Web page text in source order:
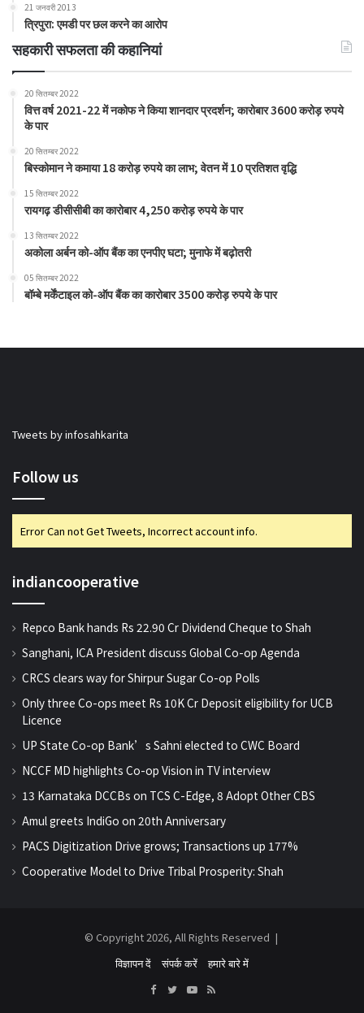
21 जनवरी 2013
त्रिपुरा: एमडी पर छल करने का आरोप
सहकारी सफलता की कहानियां
20 सितम्बर 2022
वित्त वर्ष 2021-22 में नकोफ ने किया शानदार प्रदर्शन; कारोबार 3600 करोड़ रुपये
के पार
20 सितम्बर 2022
बिस्कोमान ने कमाया 18 करोड़ रुपये का लाभ; वेतन में 10 प्रतिशत वृद्धि
15 सितम्बर 2022
रायगढ़ डीसीसीबी का कारोबार 4,250 करोड़ रुपये के पार
13 सितम्बर 2022
अकोला अर्बन को-ऑप बैंक का एनपीए घटा; मुनाफे में बढ़ोतरी
05 सितम्बर 2022
बॉम्बे मर्केंटाइल को-ऑप बैंक का कारोबार 3500 करोड़ रुपये के पार
Tweets by infosahkarita
Follow us
Error Can not Get Tweets, Incorrect account info.
indiancooperative
Repco Bank hands Rs 22.90 Cr Dividend Cheque to Shah
Sanghani, ICA President discuss Global Co-op Agenda
CRCS clears way for Shirpur Sugar Co-op Polls
Only three Co-ops meet Rs 10K Cr Deposit eligibility for UCB
Licence
UP State Co-op Bank’s Sahni elected to CWC Board
NCCF MD highlights Co-op Vision in TV interview
13 Karnataka DCCBs on TCS C-Edge, 8 Adopt Other CBS
Amul greets IndiGo on 20th Anniversary
PACS Digitization Drive grows; Transactions up 177%
Cooperative Model to Drive Tribal Prosperity: Shah
© Copyright 2026, All Rights Reserved |
विज्ञापन दें
संपर्क करें
हमारे बारे में
Facebook
TwitterYouTube
RSS